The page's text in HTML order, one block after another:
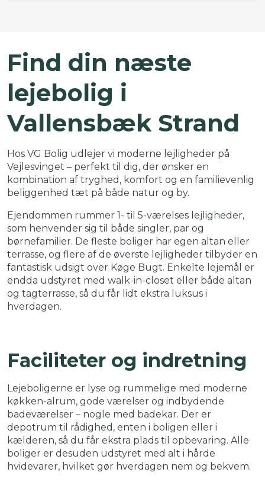
−
Find din næste
lejebolig i
Vallensbæk Strand
Hos VG Bolig udlejer vi moderne lejligheder på
Vejlesvinget – perfekt til dig, der ønsker en
kombination af tryghed, komfort og en familievenlig
beliggenhed tæt på både natur og by.
Ejendommen rummer 1- til 5-værelses lejligheder,
som henvender sig til både singler, par og
børnefamilier. De fleste boliger har egen altan eller
terrasse, og flere af de øverste lejligheder tilbyder en
fantastisk udsigt over Køge Bugt. Enkelte lejemål er
endda udstyret med walk-in-closet eller både altan
og tagterrasse, så du får lidt ekstra luksus i
hverdagen.
Faciliteter og indretning
Lejeboligerne er lyse og rummelige med moderne
køkken-alrum, gode værelser og indbydende
badeværelser – nogle med badekar. Der er
depotrum til rådighed, enten i boligen eller i
kælderen, så du får ekstra plads til opbevaring. Alle
boliger er desuden udstyret med alt i hårde
hvidevarer, hvilket gør hverdagen nem og bekvem.